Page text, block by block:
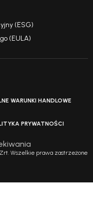
(ESG)
(EULA)
WARUNKI HANDLOWE
PRYWATNOŚCI
Wszelkie prawa zastrzeżone